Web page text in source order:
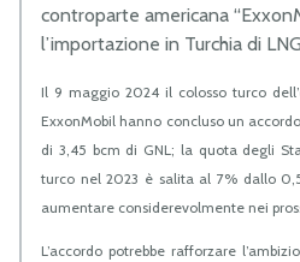
controparte americana
l’importazione in Turchia di LNG
Il 9 maggio 2024 il colosso turco
ExxonMobil hanno concluso un
di 3,45 bcm di GNL; la quota degli
turco nel 2023 è salita al 7% dallo
aumentare considerevolmente nei
L’accordo potrebbe rafforzare